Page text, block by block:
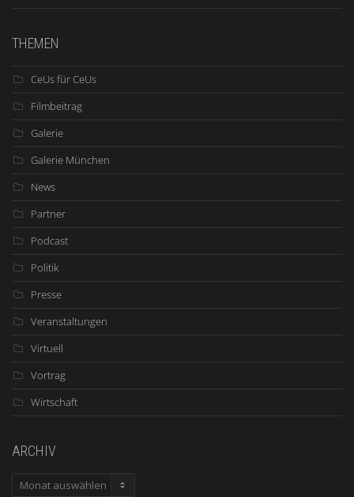
THEMEN
CeUs für CeUs
Filmbeitrag
Galerie
Galerie München
News
Partner
Podcast
Politik
Presse
Veranstaltungen
Virtuell
Vortrag
Wirtschaft
ARCHIV
ARCHIV